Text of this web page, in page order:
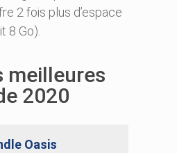
2 fois plus d’espace
8 Go).
meilleures
2020
Oasis